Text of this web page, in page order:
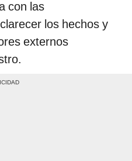
con las
los hechos y
externos